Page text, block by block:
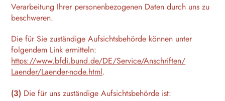
Verarbeitung Ihrer personenbezogenen Daten durch uns zu
beschweren.
Die für Sie zuständige Aufsichtsbehörde können unter
folgendem Link ermitteln:
https://www.bfdi.bund.de/DE/Service/Anschriften/
Laender/Laender-node.html.
(3) Die für uns zuständige Aufsichtsbehörde ist: